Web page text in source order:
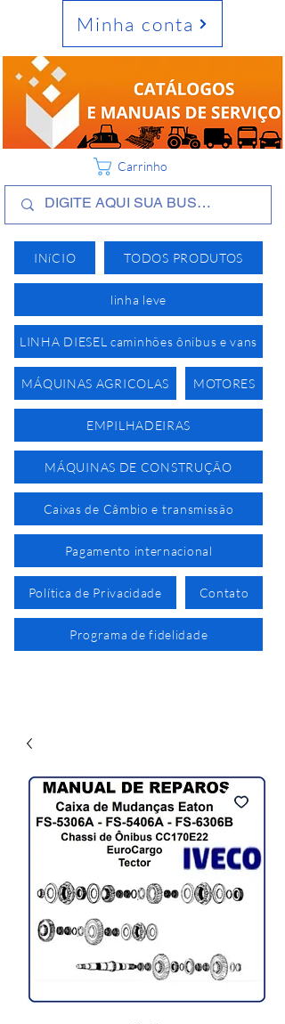
INíCIO TODOS PRODUTOS
linha leve
LINHA DIESEL caminhões ônibus e vans
MÁQUINAS AGRICOLAS MOTORES
EMPILHADEIRAS
MÁQUINAS DE CONSTRUÇÃO
Caixas de Câmbio e transmissão
Pagamento internacional
Política de Privacidade Contato
Programa de fidelidade
Minha conta
Carrinho